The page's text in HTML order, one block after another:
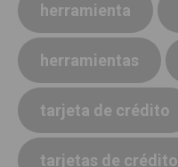
herramienta
herramientas
tarjeta de crédito
tarjetas de crédito